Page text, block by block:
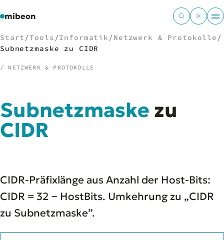
mibeon
01 Start
02MB
03Projekte
06Tools
Welten
Start /Tools /Informatik / Netzwerk & Protokolle /
Subnetzmaske zu CIDR
/ NETZWERK & PROTOKOLLE
Subnetzmaske zu
CIDR
CIDR-Präfixlänge aus Anzahl der Host-Bits:
CIDR = 32 − HostBits. Umkehrung zu „CIDR
zu Subnetzmaske”.